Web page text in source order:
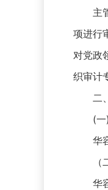
主
项进行
对党政
织审计
二
(一
华
华